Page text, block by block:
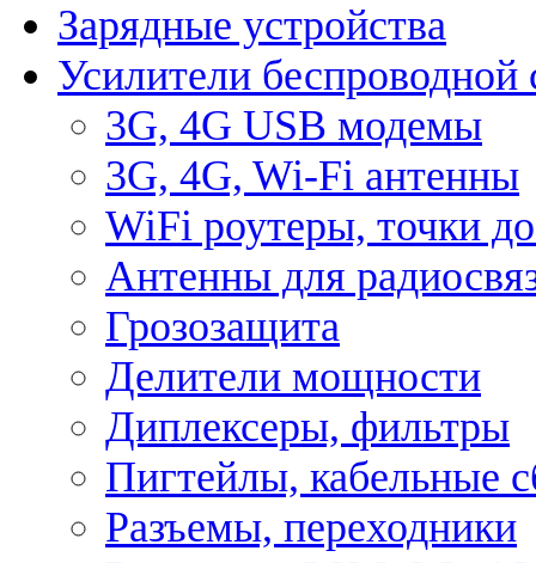
Зарядные устройства
Усилители беспроводной
3G, 4G USB модемы
3G, 4G, Wi-Fi антенны
WiFi роутеры, точки
Антенны для
Грозозащита
Делители мощности
Диплексеры, фильтры
Пигтейлы, кабельные
Разъемы, переходники